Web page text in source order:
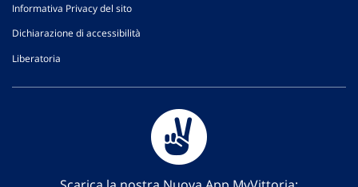
Informativa Privacy del sito
Dichiarazione di accessibilità
Liberatoria